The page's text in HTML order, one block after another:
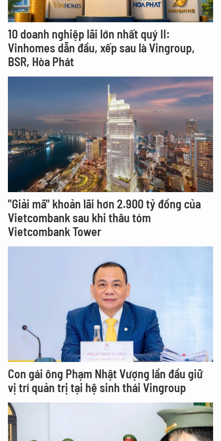
10 doanh nghiệp lãi lớn nhất quý II:
Vinhomes dẫn đầu, xếp sau là Vingroup,
BSR, Hòa Phát
"Giải mã" khoản lãi hơn 2.900 tỷ đồng của
Vietcombank sau khi thâu tóm
Vietcombank Tower
Con gái ông Phạm Nhật Vượng lần đầu giữ
vị trí quản trị tại hệ sinh thái Vingroup